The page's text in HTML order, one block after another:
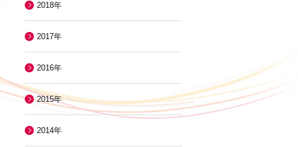
2018年
2017年
2016年
2015年
2014年